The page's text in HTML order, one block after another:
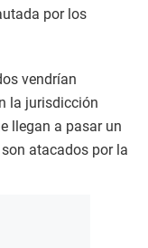
por los
vendrían
la jurisdicción
llegan a pasar un
atacados por la